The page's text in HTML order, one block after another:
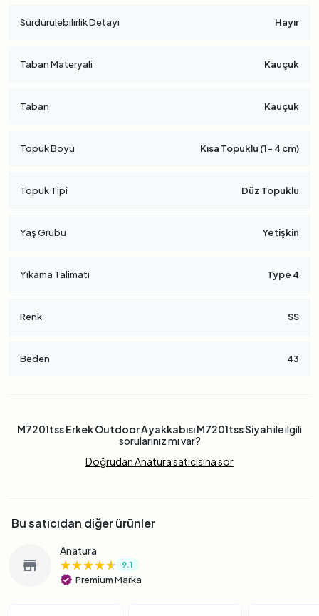
Sürdürülebilirlik Detayı Hayır
Taban Materyali Kauçuk
Taban Kauçuk
Topuk Boyu Kısa Topuklu (1- 4 cm)
Topuk Tipi Düz Topuklu
Yaş Grubu Yetişkin
Yıkama Talimatı Type 4
Renk SS
Beden 43
M7201tss Erkek Outdoor Ayakkabısı M7201tss Siyahile ilgili
sorularınız mı var?
Doğrudan Anatura satıcısına sor
Bu satıcıdan diğer ürünler
store
Anatura
★★★★★
★★★★★
★★★★★ 9.1
verified Premium Marka